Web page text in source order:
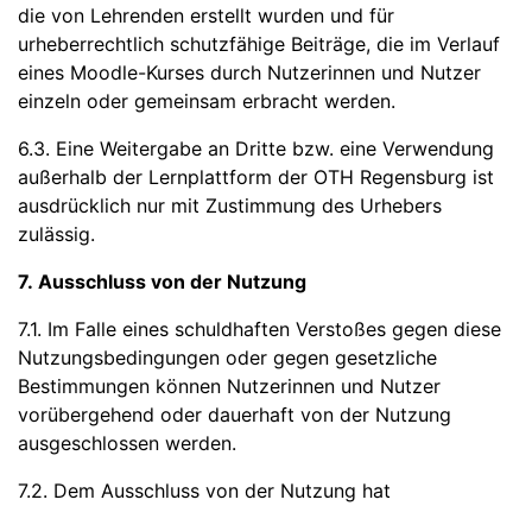
die von Lehrenden erstellt wurden und für
urheberrechtlich schutzfähige Beiträge, die im Verlauf
eines Moodle-Kurses durch Nutzerinnen und Nutzer
einzeln oder gemeinsam erbracht werden.
6.3. Eine Weitergabe an Dritte bzw. eine Verwendung
außerhalb der Lernplattform der OTH Regensburg ist
ausdrücklich nur mit Zustimmung des Urhebers
zulässig.
7. Ausschluss von der Nutzung
7.1. Im Falle eines schuldhaften Verstoßes gegen diese
Nutzungsbedingungen oder gegen gesetzliche
Bestimmungen können Nutzerinnen und Nutzer
vorübergehend oder dauerhaft von der Nutzung
ausgeschlossen werden.
7.2. Dem Ausschluss von der Nutzung hat